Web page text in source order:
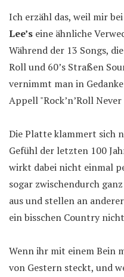
Ich erzähl das, weil mir
Lee’s eine ähnliche
Während der 13 Songs,
Roll und 60’s Straßen
vernimmt man in
Appell "Rock’n’Roll Never
Die Platte klammert sich
Gefühl der letzten 100
wirkt dabei nicht einmal
sogar zwischendurch
aus und stellen an
ein bisschen Country
Wenn ihr mit einem Bein
von Gestern steckt, und